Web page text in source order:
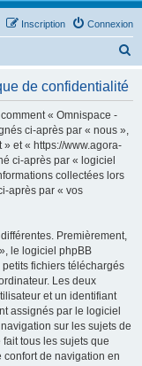
Connexion
Inscription
de confidentialité
« Omnispace -
ci-après par « nous »,
et « https://www.agora-
ci-après par « logiciel
collectées lors
après par « vos
Premièrement,
le logiciel phpBB
fichiers téléchargés
Les deux
et un identifiant
assignés par le logiciel
sur les sujets de
tous les sujets que
confort de navigation en